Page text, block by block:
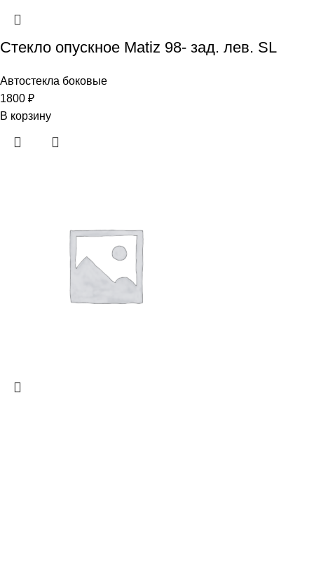
Стекло опускное Matiz 98- зад. лев. SL
Автостекла боковые
1800 ₽
В корзину